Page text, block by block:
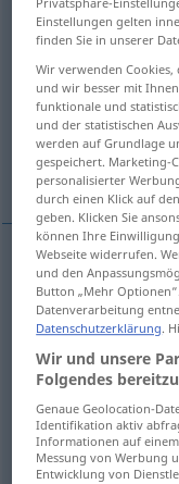
Übersicht aller
(Für mehr Details die
ineffective,
inoperative,
ineffective
ineffectual
inefficacious
Einstellungen gelten
finden Sie in unserer
Wir verwenden Cookies,
und wir besser mit
funktionale und
und der statistischen
werden auf Grundlage
gespeichert. Marketing-
personalisierter
durch einen Klick auf
geben. Klicken Sie
können Ihre
Webseite widerrufen.
und den
Button „Mehr
Datenverarbeitung
Datenschutzerklärung.
Wir und unsere
Folgendes
Genaue Geolocation-
Identifikation aktiv
Informationen auf
Messung von Werbung
Entwicklung von